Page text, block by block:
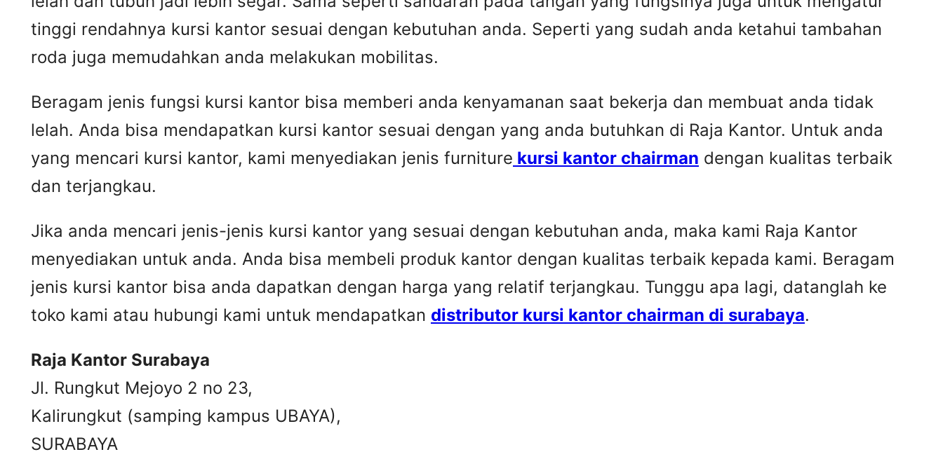
tinggi rendahnya kursi kantor sesuai dengan kebutuhan anda. Seperti yang sudah anda ketahui tambahan
roda juga memudahkan anda melakukan mobilitas.
Beragam jenis fungsi kursi kantor bisa memberi anda kenyamanan saat bekerja dan membuat anda tidak
lelah. Anda bisa mendapatkan kursi kantor sesuai dengan yang anda butuhkan di Raja Kantor. Untuk anda
yang mencari kursi kantor, kami menyediakan jenis furniture kursi kantor chairman dengan kualitas terbaik
dan terjangkau.
Jika anda mencari jenis-jenis kursi kantor yang sesuai dengan kebutuhan anda, maka kami Raja Kantor
menyediakan untuk anda. Anda bisa membeli produk kantor dengan kualitas terbaik kepada kami. Beragam
jenis kursi kantor bisa anda dapatkan dengan harga yang relatif terjangkau. Tunggu apa lagi, datanglah ke
toko kami atau hubungi kami untuk mendapatkan distributor kursi kantor chairman di surabaya.
Raja Kantor Surabaya
Jl. Rungkut Mejoyo 2 no 23,
Kalirungkut (samping kampus UBAYA),
SURABAYA